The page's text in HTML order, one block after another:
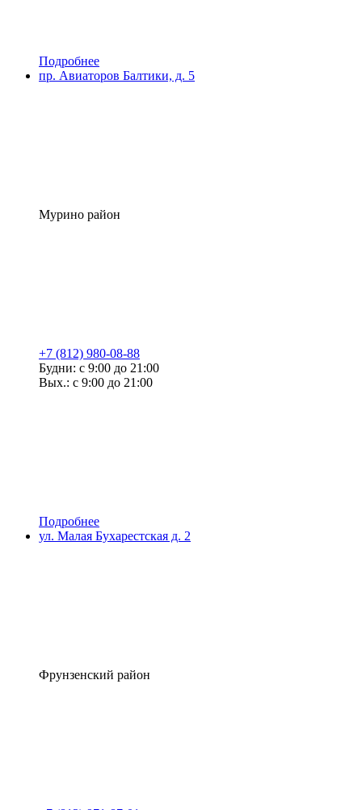
Подробнее
пр. Авиаторов Балтики, д. 5
Мурино район
+7 (812) 980-08-88
Будни: с 9:00 до 21:00
Вых.: с 9:00 до 21:00
Подробнее
ул. Малая Бухарестская д. 2
Фрунзенский район